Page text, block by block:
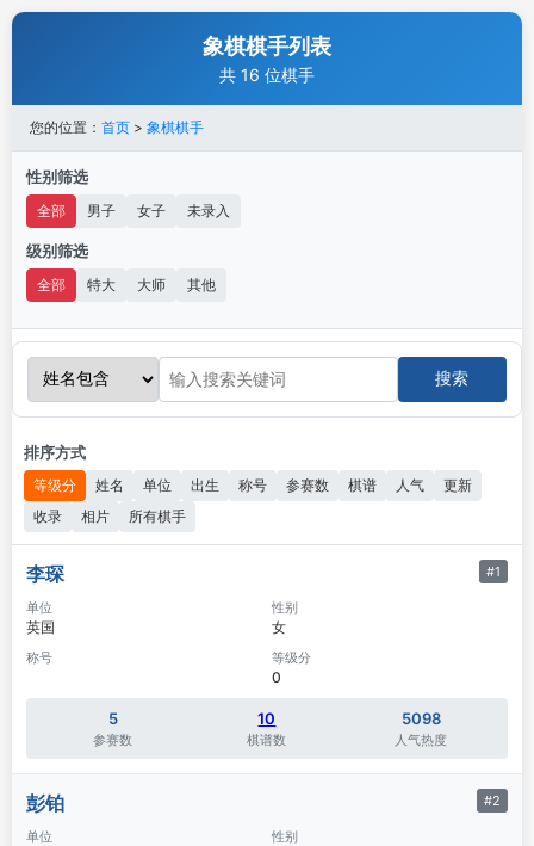
象棋棋手列表
共 16 位棋手
您的位置： 首页 > 象棋棋手
性别筛选
全部 男子 女子 未录入
级别筛选
全部 特大 大师 其他
搜索
排序方式
等级分 姓名 单位 出生 称号 参赛数 棋谱 人气
更新
收录
相片 所有棋手
李琛 #1
单位
英国
性别
女
称号 等级分
0
5
参赛数
10
棋谱数
5098
人气热度
彭铂 #2
单位 性别